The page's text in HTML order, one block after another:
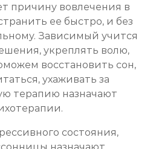
причину вовлечения в
ее быстро, и без
Зависимый учится
укреплять волю,
восстановить сон,
ухаживать за
терапию назначают
состояния,